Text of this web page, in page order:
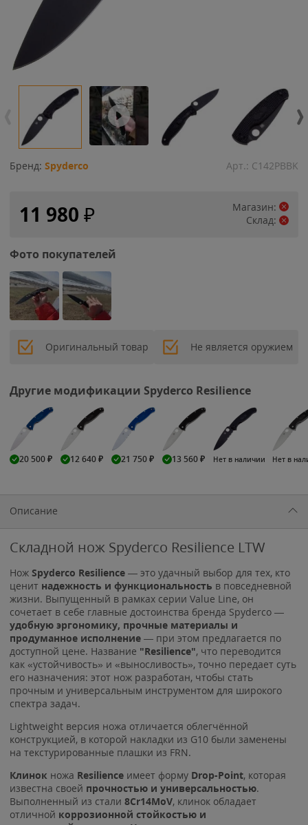
Бренд: Spyderco Арт.: C142PBBK
11 980 ₽
Магазин:
Склад:
Фото покупателей
Оригинальный товар Не является оружием
Другие модификации Spyderco Resilience
20 500₽ 12 640₽ 21 750₽ 13 560₽ Нет в наличии Нет в
Описание
Складной нож Spyderco Resilience LTW
Нож Spyderco Resilience — это удачный выбор для тех, кто
ценит надежность и функциональность в повседневной
жизни. Выпущенный в рамках серии Value Line, он
сочетает в себе главные достоинства бренда Spyderco —
удобную эргономику, прочные материалы и
продуманное исполнение — при этом предлагается по
доступной цене. Название "Resilience", что переводится
как «устойчивость» и «выносливость», точно передает суть
его назначения: этот нож разработан, чтобы стать
прочным и универсальным инструментом для широкого
спектра задач.
Lightweight версия ножа отличается облегчённой
конструкцией, в которой накладки из G10 были заменены
на текстурированные плашки из FRN.
Клинок ножа Resilience имеет форму Drop-Point, которая
известна своей прочностью и универсальностью.
Выполненный из стали 8Cr14MoV, клинок обладает
отличной коррозионной стойкостью и